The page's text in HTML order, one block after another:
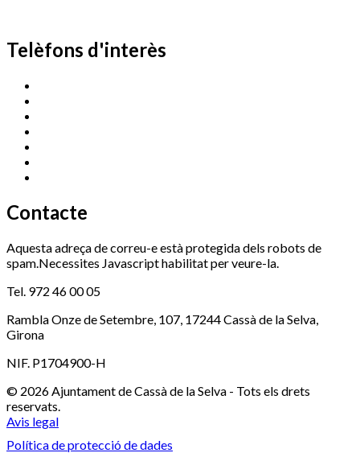
Telèfons d'interès
Contacte
Aquesta adreça de correu-e està protegida dels robots de
spam.Necessites Javascript habilitat per veure-la.
Tel. 972 46 00 05
Rambla Onze de Setembre, 107, 17244 Cassà de la Selva,
Girona
NIF. P1704900-H
© 2026 Ajuntament de Cassà de la Selva - Tots els drets
reservats.
Avis legal
Política de protecció de dades